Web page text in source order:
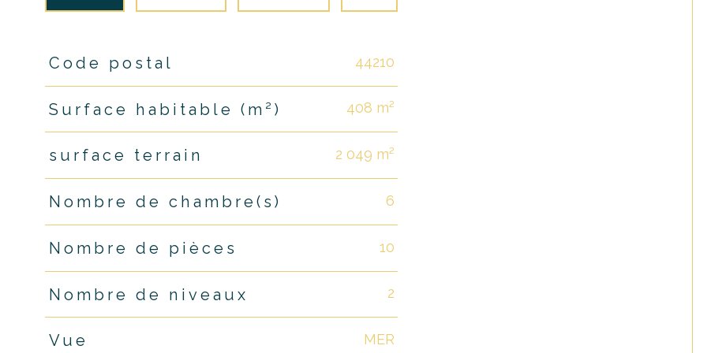
TRAD_PAMPERO_Caracteristique
Code postal 44210
Surface habitable (m²) 408 m²
surface terrain 2 049 m²
Nombre de chambre(s) 6
Nombre de pièces 10
Nombre de niveaux 2
Vue MER